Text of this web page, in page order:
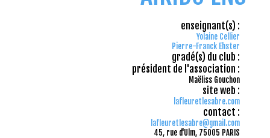
enseignant(s) :
Yolaine Cellier
Pierre-Franck Ehster
gradé(s) du club :
président de l'association :
Maëliss Gouchon
site web :
lafleuretlesabre.com
contact :
lafleuretlesabre@gmail.com
45, rue d'Ulm, 75005 PARIS